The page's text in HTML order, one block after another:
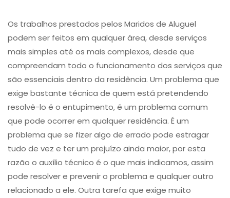
Os trabalhos prestados pelos Maridos de Aluguel
podem ser feitos em qualquer área, desde serviços
mais simples até os mais complexos, desde que
compreendam todo o funcionamento dos serviços que
são essenciais dentro da residência. Um problema que
exige bastante técnica de quem está pretendendo
resolvê-lo é o entupimento​, é um problema comum
que pode ocorrer em qualquer residência. É um
problema que se fizer algo de errado pode estragar
tudo de vez e ter um prejuízo ainda maior, por esta
razão o auxílio técnico é o que mais indicamos, assim
pode resolver e prevenir o problema e qualquer outro
relacionado a ele. Outra tarefa que exige muito